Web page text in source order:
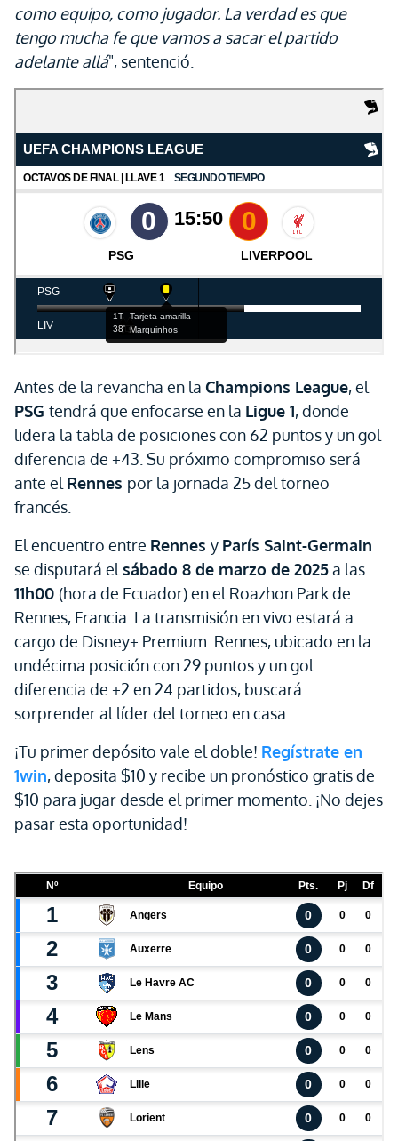
como equipo, como jugador. La verdad es que
tengo mucha fe que vamos a sacar el partido
adelante allá", sentenció.
Antes de la revancha en la Champions League, el
PSG tendrá que enfocarse en la Ligue 1, donde
lidera la tabla de posiciones con 62 puntos y un gol
diferencia de +43. Su próximo compromiso será
ante el Rennes por la jornada 25 del torneo
francés.
El encuentro entre Rennes y París Saint-Germain
se disputará el sábado 8 de marzo de 2025a las
11h00 (hora de Ecuador) en el Roazhon Park de
Rennes, Francia. La transmisión en vivo estará a
cargo de Disney+ Premium. Rennes, ubicado en la
undécima posición con 29 puntos y un gol
diferencia de +2 en 24 partidos, buscará
sorprender al líder del torneo en casa.
¡Tu primer depósito vale el doble! Regístrate en
1win, deposita $10 y recibe un pronóstico gratis de
$10 para jugar desde el primer momento. ¡No dejes
pasar esta oportunidad!